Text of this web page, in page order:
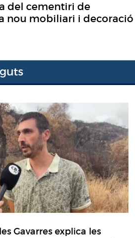
del cementiri de
nou mobiliari i decoració
Gavarres explica les